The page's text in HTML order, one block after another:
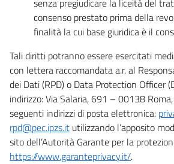
senza pregiudicare la liceità del
consenso prestato prima della
finalità la cui base giuridica è il
Tali diritti potranno essere esercitati
con lettera raccomandata a.r. al
dei Dati (RPD) o Data Protection Officer
indirizzo: Via Salaria, 691 – 00138
seguenti indirizzi di posta elettronica:
rpd@pec.ipzs.it utilizzando l’apposito
sito dell’Autorità Garante per la
https://www.garanteprivacy.it/.